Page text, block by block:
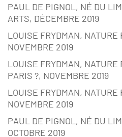
PAUL DE PIGNOL, NÉ DU
ARTS, DÉCEMBRE 2019
LOUISE FRYDMAN,
NOVEMBRE 2019
LOUISE FRYDMAN,
PARIS ?, NOVEMBRE 2019
LOUISE FRYDMAN,
NOVEMBRE 2019
PAUL DE PIGNOL, NÉ DU
OCTOBRE 2019